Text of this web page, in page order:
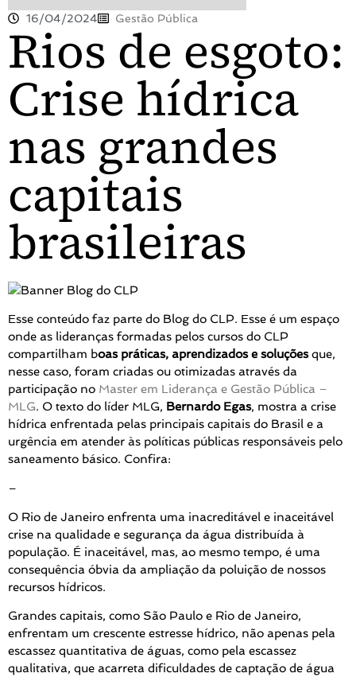
16/04/2024 Gestão Pública
Rios de esgoto:
Crise hídrica
nas grandes
capitais
brasileiras
Esse conteúdo faz parte do Blog do CLP. Esse é um espaço
onde as lideranças formadas pelos cursos do CLP
compartilham boas práticas, aprendizados e soluçõesque,
nesse caso, foram criadas ou otimizadas através da
participação no Master em Liderança e Gestão Pública –
MLG. O texto do líder MLG, Bernardo Egas, mostra a crise
hídrica enfrentada pelas principais capitais do Brasil e a
urgência em atender às políticas públicas responsáveis pelo
saneamento básico. Confira:
–
O Rio de Janeiro enfrenta uma inacreditável e inaceitável
crise na qualidade e segurança da água distribuída à
população. É inaceitável, mas, ao mesmo tempo, é uma
consequência óbvia da ampliação da poluição de nossos
recursos hídricos.
Grandes capitais, como São Paulo e Rio de Janeiro,
enfrentam um crescente estresse hídrico, não apenas pela
escassez quantitativa de águas, como pela escassez
qualitativa, que acarreta dificuldades de captação de água